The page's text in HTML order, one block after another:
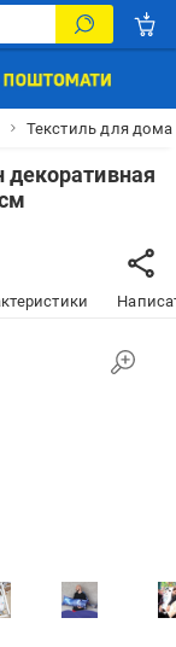
Текстиль для дома